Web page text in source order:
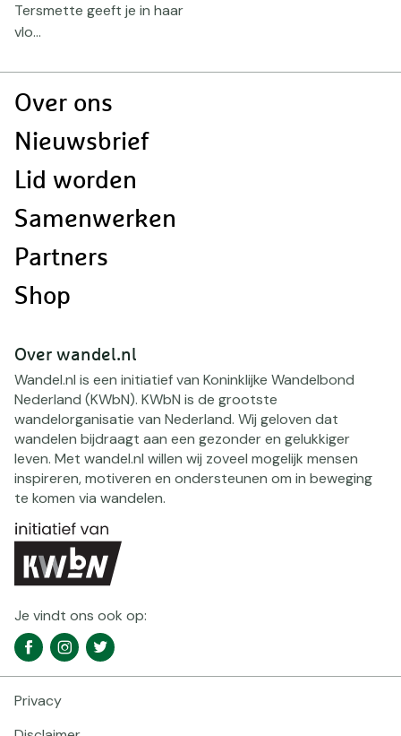
Tersmette geeft je in haar
vlo...
Doormat
Over ons
Nieuwsbrief
Lid worden
Samenwerken
Partners
Shop
Over wandel.nl
Wandel.nl is een initiatief van Koninklijke Wandelbond
Nederland (KWbN). KWbN is de grootste
wandelorganisatie van Nederland. Wij geloven dat
wandelen bijdraagt aan een gezonder en gelukkiger
leven. Met wandel.nl willen wij zoveel mogelijk mensen
inspireren, motiveren en ondersteunen om in beweging
te komen via wandelen.
Je vindt ons ook op:
Social
media
FacebookInstagramTwitter
Footer
navigatie
Privacy